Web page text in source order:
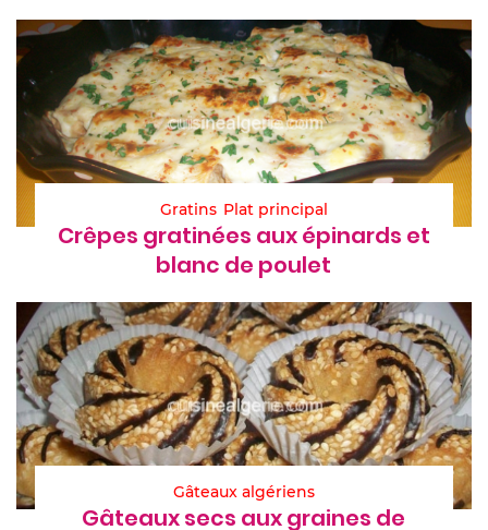
Gratins Plat principal
Crêpes gratinées aux épinards et
blanc de poulet
Gâteaux algériens
Gâteaux secs aux graines de